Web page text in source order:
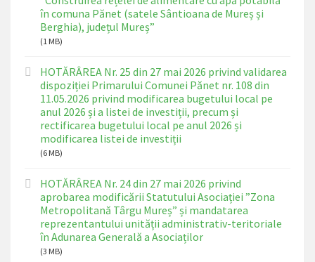
în comuna Pănet (satele Sântioana de Mureș și
Berghia), județul Mureș”
(1 MB)
HOTĂRÂREA Nr. 25 din 27 mai 2026 privind validarea
dispoziției Primarului Comunei Pănet nr. 108 din
11.05.2026 privind modificarea bugetului local pe
anul 2026 și a listei de investiții, precum și
rectificarea bugetului local pe anul 2026 și
modificarea listei de investiții
(6 MB)
HOTĂRÂREA Nr. 24 din 27 mai 2026 privind
aprobarea modificării Statutului Asociației ”Zona
Metropolitană Târgu Mureș” și mandatarea
reprezentantului unității administrativ-teritoriale
în Adunarea Generală a Asociaților
(3 MB)